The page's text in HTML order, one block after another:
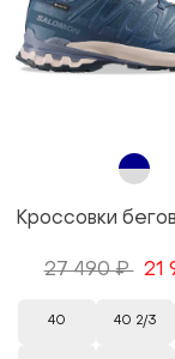
27 490 ₽ 21
40 40 2/3